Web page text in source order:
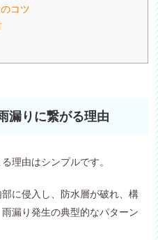
コツ
漏りに繋がる理由
理由はシンプルです。
に侵入し、防水層が破れ、構
漏り発生の典型的なパターン